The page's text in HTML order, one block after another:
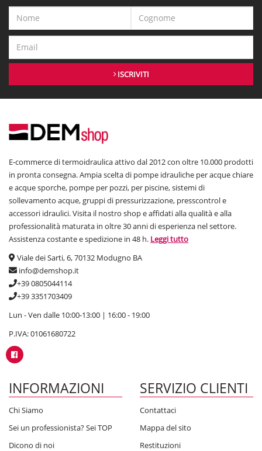
ISCRIVITI
E-commerce di termoidraulica attivo dal 2012 con oltre 10.000 prodotti
in pronta consegna. Ampia scelta di pompe idrauliche per acque chiare
e acque sporche, pompe per pozzi, per piscine, sistemi di
sollevamento acque, gruppi di pressurizzazione, presscontrol e
accessori idraulici. Visita il nostro shop e affidati alla qualità e alla
professionalità maturata in oltre 30 anni di esperienza nel settore.
Assistenza costante e spedizione in 48 h. Leggi tutto
Viale dei Sarti, 6, 70132 Modugno BA
info@demshop.it
+39 0805044114
+39 3351703409
Lun - Ven dalle 10:00-13:00 | 16:00 - 19:00
P.IVA: 01061680722
INFORMAZIONI
Chi Siamo
Sei un professionista? Sei TOP
Dicono di noi
SERVIZIO CLIENTI
Contattaci
Mappa del sito
Restituzioni